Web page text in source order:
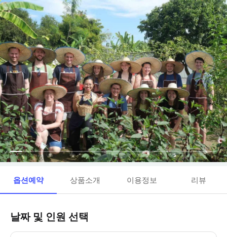
옵션예약 상품소개 이용정보 리뷰
날짜 및 인원 선택